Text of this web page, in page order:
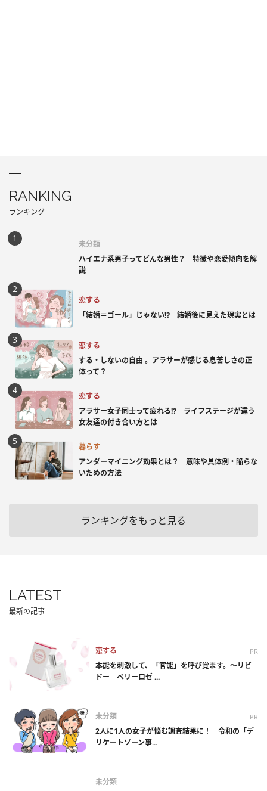
RANKING
ランキング
未分類
ハイエナ系男子ってどんな男性？ 特徴や恋愛傾向を解
説
恋する
「結婚＝ゴール」じゃない⁉ 結婚後に見えた現実とは
恋する
する・しないの自由 。アラサーが感じる息苦しさの正
体って？
恋する
アラサー女子同士って疲れる⁉ ライフステージが違う
女友達の付き合い方とは
暮らす
アンダーマイニング効果とは？ 意味や具体例・陥らな
いための方法
ランキングをもっと見る
LATEST
最新の記事
恋する PR
本能を刺激して、「官能」を呼び覚ます。～リビ
ドー ベリーロゼ ...
未分類 PR
2人に1人の女子が悩む調査結果に！ 令和の「デ
リケートゾーン事...
未分類